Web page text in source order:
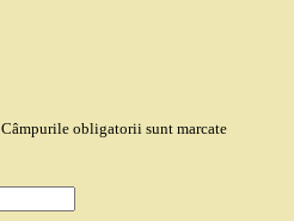
Câmpurile obligatorii sunt marcate